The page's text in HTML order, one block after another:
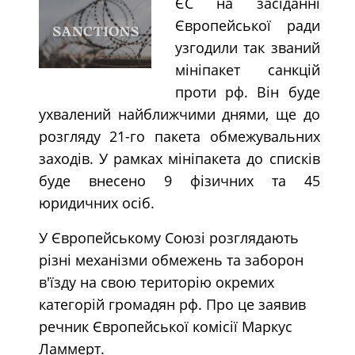
Європейської ради
узгодили так званий
мініпакет санкцій
проти рф. Він буде
ухвалений найближчими днями, ще до
розгляду 21-го пакета обмежувальних
заходів. У рамках мініпакета до списків
буде внесено 9 фізичних та 45
юридичних осіб.
У Європейському Союзі розглядають
різні механізми обмежень та заборон
в'їзду на свою територію окремих
категорій громадян рф. Про це заявив
речник Європейської комісії Маркус
Ламмерт.